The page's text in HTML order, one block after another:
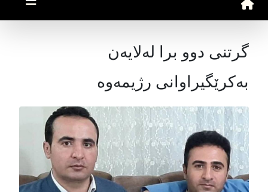
گرتنی دوو برا لەلایەن
بەكرێگیراوانی رژیمەوە